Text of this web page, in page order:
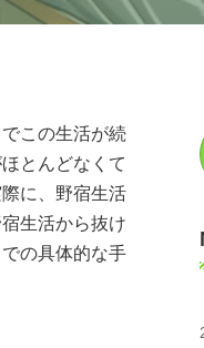
この生活が続
とんどなくて
に、野宿生活
生活から抜け
の具体的な手